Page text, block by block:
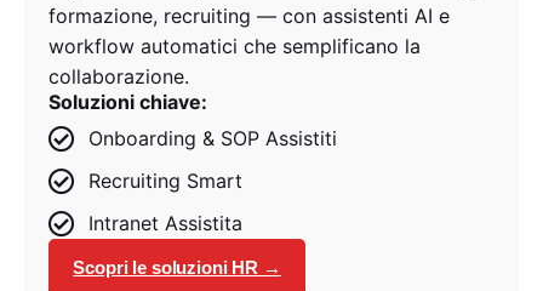
formazione, recruiting — con assistenti AI e
workflow automatici che semplificano la
collaborazione.
Soluzioni chiave:
Onboarding & SOP Assistiti
Recruiting Smart
Intranet Assistita
Scopri le soluzioni HR →